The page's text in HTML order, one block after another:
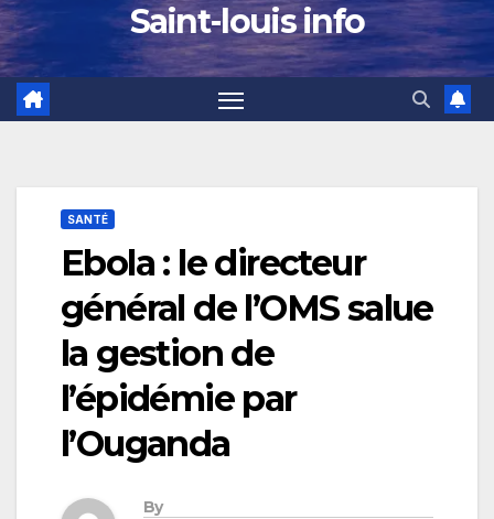
Saint-louis info
SANTÉ
Ebola : le directeur
général de l’OMS salue
la gestion de
l’épidémie par
l’Ouganda
By